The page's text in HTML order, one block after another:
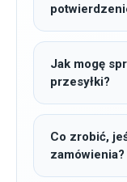
Jak mogę
przesyłki?
Co zrobić,
zamówienia?